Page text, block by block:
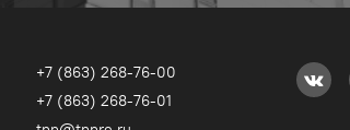
+7 (863) 268-76-00
+7 (863) 268-76-01